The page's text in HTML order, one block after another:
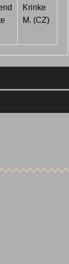
Krinke
M. (CZ)